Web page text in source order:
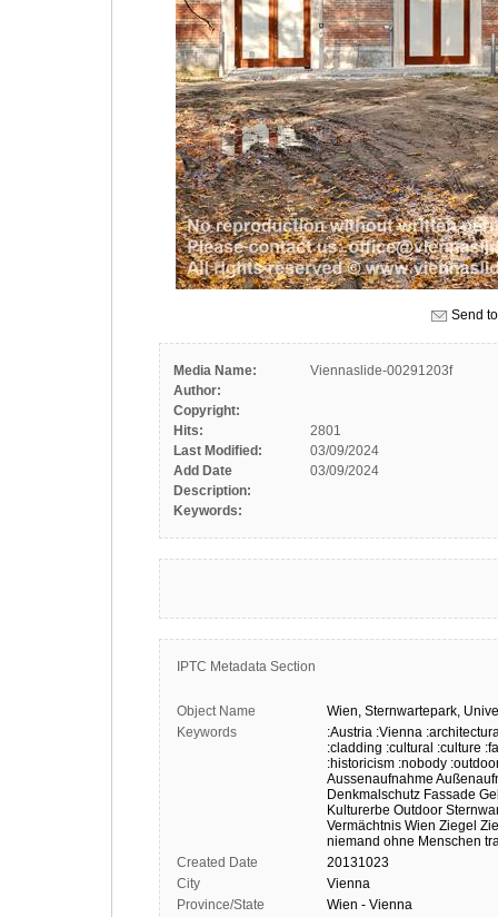
Send
Media Name:
Viennaslide-00291203f
Author:
Copyright:
Hits:
2801
Last Modified:
03/09/2024
Add Date
03/09/2024
Description:
Keywords:
IPTC Metadata Section
Object Name Wien, Sternwartepark,
Keywords
:Austria :Vienna
:cladding :cultural :culture
:historicism :nobody
Aussenaufnahme
Denkmalschutz Fassade
Kulturerbe Outdoor
Vermächtnis Wien Ziegel
niemand ohne Menschen
Created Date
20131023
City
Vienna
Province/State
Wien - Vienna